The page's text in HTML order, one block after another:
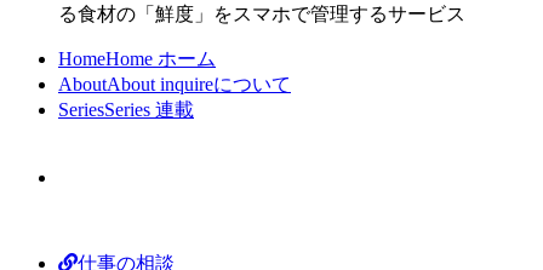
る食材の「鮮度」をスマホで管理するサービス
HomeHome ホーム
AboutAbout inquireについて
SeriesSeries 連載
仕事の相談